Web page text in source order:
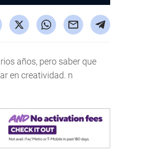
años, pero saber que
en creatividad. n